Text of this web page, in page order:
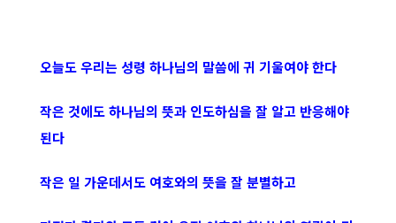
오늘도 우리는 성령 하나님의 말씀에 귀 기울여야 한다
작은 것에도 하나님의 뜻과 인도하심을 잘 알고 반응해야
된다
작은 일 가운데서도 여호와의 뜻을 잘 분별하고